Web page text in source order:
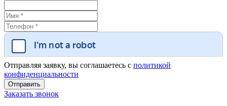
Отправляя заявку, вы соглашаетесь с политикой
конфиденциальности
Заказать звонок